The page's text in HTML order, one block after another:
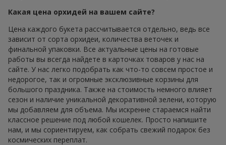
Какая цена орхидей на вашем сайте?
Цена каждого букета рассчитывается отдельно, ведь все
зависит от сорта орхидеи, количества веточек и
финальной упаковки. Все актуальные цены на готовые
работы вы всегда найдете в карточках товаров у нас на
сайте. У нас легко подобрать как что-то совсем простое и
недорогое, так и огромные эксклюзивные корзины для
большого праздника. Также на стоимость немного влияет
сезон и наличие уникальной декоративной зелени, которую
мы добавляем для объема. Мы искренне стараемся найти
классное решение под любой кошелек. Просто напишите
нам, и мы сориентируем, как собрать свежий подарок без
космических переплат.